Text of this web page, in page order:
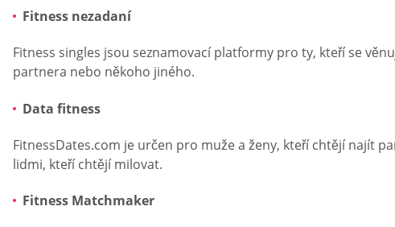
Fitness nezadaní
Fitness singles jsou seznamovací platformy pro ty, kteří se
partnera nebo někoho jiného.
Data fitness
FitnessDates.com je určen pro muže a ženy, kteří chtějí najít
lidmi, kteří chtějí milovat.
Fitness Matchmaker